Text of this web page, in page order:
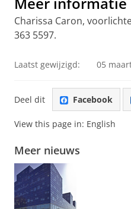
Charissa Caron,
363 5597.
Laatst gewijzigd: 05
Deel dit Facebook
View this page in: English
Meer nieuws